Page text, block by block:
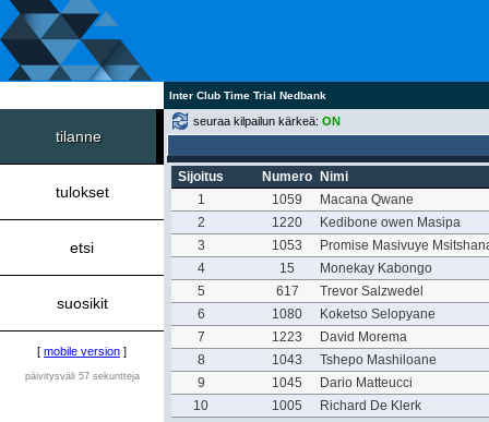
Inter Club Time Trial Nedbank
tilanne
tulokset
etsi
suosikit
[ mobile version ]
päivitysväli 57 sekuntteja
seuraa kilpailun kärkeä: ON
Sijoitus Numero
Nimi
1
1059
Macana Qwane
2
1220
Kedibone owen Masipa
3
1053
Promise Masivuye
4
15
Monekay Kabongo
5
617
Trevor Salzwedel
6
1080
Koketso Selopyane
7
1223
David Morema
8
1043
Tshepo Mashiloane
9
1045
Dario Matteucci
10
1005 Richard De Klerk